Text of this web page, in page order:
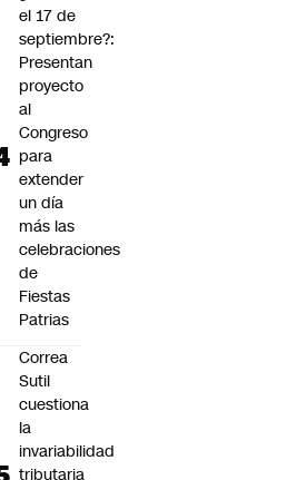
el 17 de
septiembre?:
Presentan
proyecto
al
Congreso
para
extender
un día
más las
celebraciones
de
Fiestas
Patrias
Correa
Sutil
cuestiona
la
invariabilidad
tributaria